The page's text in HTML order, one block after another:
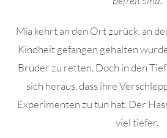
Mia kehrt an den Ort zurück, an
Kindheit gefangen gehalten
Brüder zu retten. Doch in den
sich heraus, dass ihre
Experimenten zu tun hat. Der
viel tiefer.